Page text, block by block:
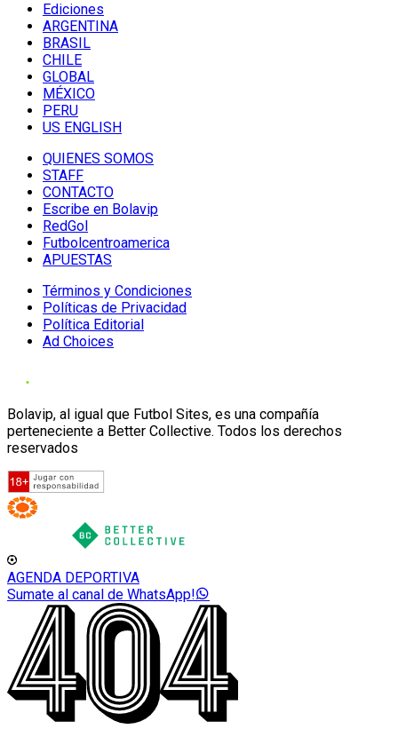
Ediciones
ARGENTINA
BRASIL
CHILE
GLOBAL
MÉXICO
PERU
US ENGLISH
QUIENES SOMOS
STAFF
CONTACTO
Escribe en Bolavip
RedGol
Futbolcentroamerica
APUESTAS
Términos y Condiciones
Políticas de Privacidad
Política Editorial
Ad Choices
Bolavip, al igual que Futbol Sites, es una compañía
perteneciente a Better Collective. Todos los derechos
reservados
AGENDA DEPORTIVA
Sumate al canal de WhatsApp!